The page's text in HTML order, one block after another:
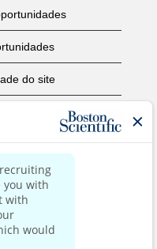
do site
Autorais
conosco